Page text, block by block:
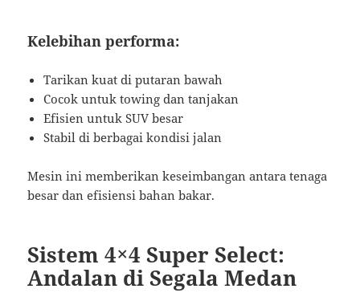
Kelebihan performa:
Tarikan kuat di putaran bawah
Cocok untuk towing dan tanjakan
Efisien untuk SUV besar
Stabil di berbagai kondisi jalan
Mesin ini memberikan keseimbangan antara tenaga
besar dan efisiensi bahan bakar.
Sistem 4×4 Super Select:
Andalan di Segala Medan